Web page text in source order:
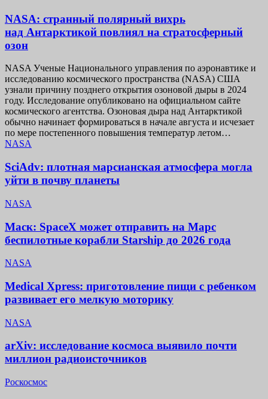
NASA: странный полярный вихрь
над Антарктикой повлиял на стратосферный
озон
NASA Ученые Национального управления по аэронавтике и
исследованию космического пространства (NASA) США
узнали причину позднего открытия озоновой дыры в 2024
году. Исследование опубликовано на официальном сайте
космического агентства. Озоновая дыра над Антарктикой
обычно начинает формироваться в начале августа и исчезает
по мере постепенного повышения температур летом…
NASA
SciAdv: плотная марсианская атмосфера могла
уйти в почву планеты
NASA
Маск: SpaceX может отправить на Марс
беспилотные корабли Starship до 2026 года
NASA
Medical Xpress: приготовление пищи с ребенком
развивает его мелкую моторику
NASA
arXiv: исследование космоса выявило почти
миллион радиоисточников
Роскосмос